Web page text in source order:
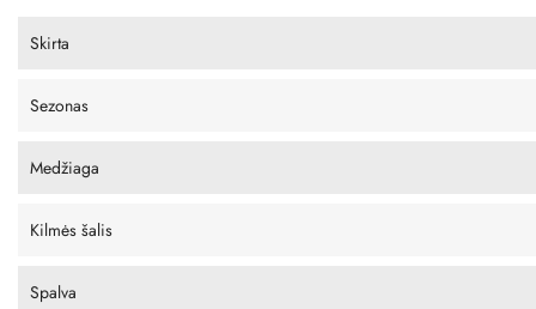
Skirta
Sezonas
Medžiaga
Kilmės šalis
Spalva